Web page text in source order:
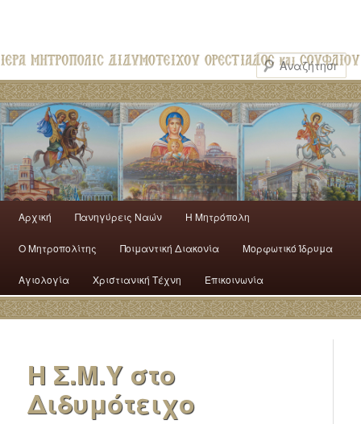
Αρχική Πανηγύρεις Ναών H Mητρόπολη
Ο Mητροπολίτης Ποιμαντική Διακονία Μορφωτικό Ίδρυμα
Αγιολογία Χριστιανική Τέχνη Επικοινωνία
Η Σ.Μ.Υ στο
Διδυμότειχο